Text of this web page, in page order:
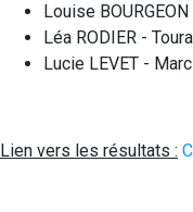
Louise
Léa RODIER -
Lucie LEVET -
Lien vers les résultats :